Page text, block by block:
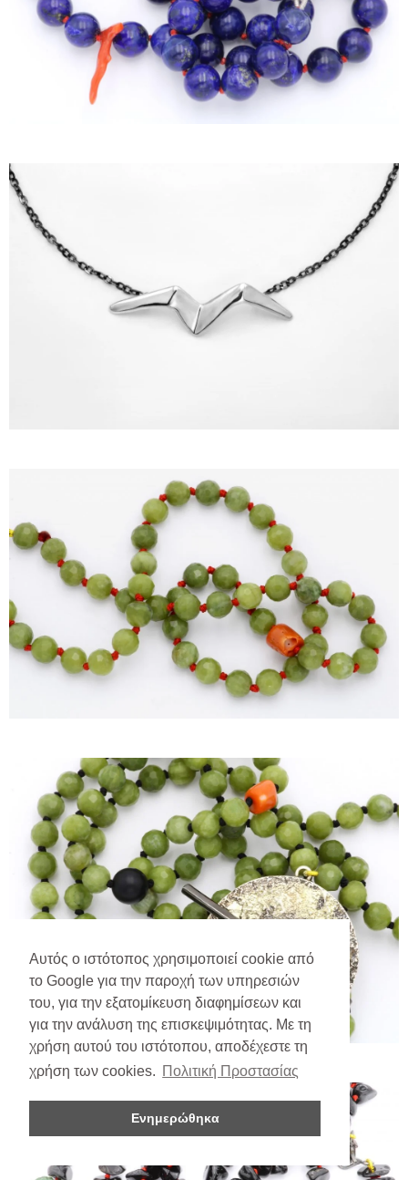
Αυτός ο ιστότοπος χρησιμοποιεί cookie από
το Google για την παροχή των υπηρεσιών
του, για την εξατομίκευση διαφημίσεων και
για την ανάλυση της επισκεψιμότητας. Με τη
χρήση αυτού του ιστότοπου, αποδέχεστε τη
χρήση των cookies. Πολιτική Προστασίας
Ενημερώθηκα